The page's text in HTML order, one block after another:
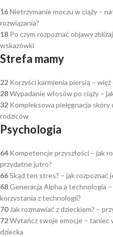
16Nietrzymanie moczu w ciąży –
rozwiązania?
18 Po czym rozpoznać objawy
wskazówki
Strefa mamy
22 Korzyści karmienia piersią –
28Wypadanie włosów po ciąży –
32 Kompleksowa pielęgnacja
rodziców
Psychologia
64 Kompetencje przyszłości – jak
przydatne jutro?
66Skąd ten stres? – jak rozpoznać
68Generacja Alpha a technologia
korzystania z technologii?
70Jak rozmawiać z dzieckiem? –
72Wytańcz swoje emocje – taniec
dziecka